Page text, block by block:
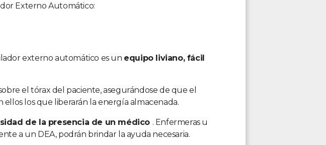
Externo Automático:
externo automático es un equipo liviano, fácil
el tórax del paciente, asegurándose de que el
los que liberarán la energía almacenada.
de la presencia de un médico . Enfermeras u
a un DEA, podrán brindar la ayuda necesaria.